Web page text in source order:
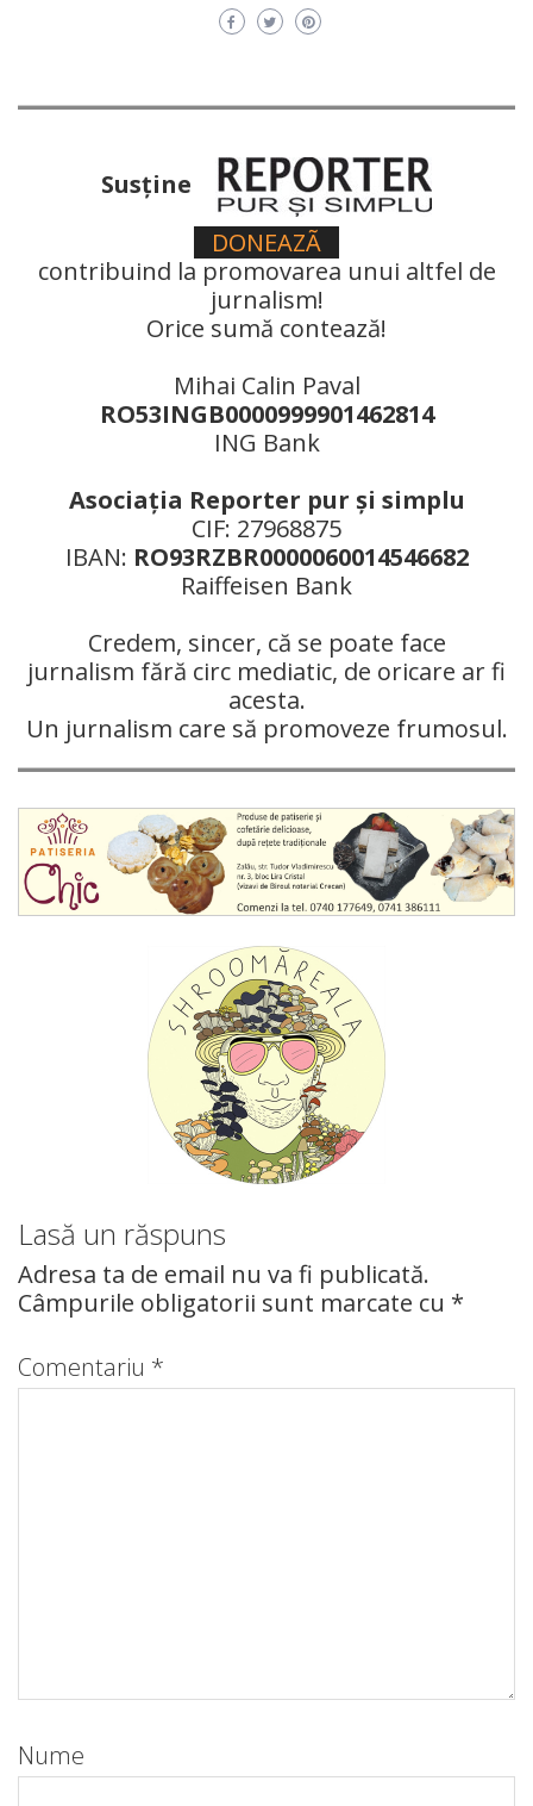
Susţine
DONEAZÃ
contribuind la promovarea unui altfel de
jurnalism!
Orice sumă contează!
Mihai Calin Paval
RO53INGB0000999901462814
ING Bank
Asociaţia Reporter pur şi simplu
CIF: 27968875
IBAN: RO93RZBR0000060014546682
Raiffeisen Bank
Credem, sincer, că se poate face
jurnalism fără circ mediatic, de oricare ar fi
acesta.
Un jurnalism care să promoveze frumosul.
Lasă un răspuns
Adresa ta de email nu va fi publicată.
Câmpurile obligatorii sunt marcate cu *
Comentariu *
Nume